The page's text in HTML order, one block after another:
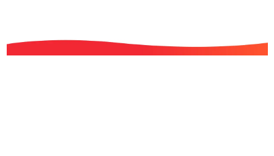
なんでゲームは面白い？